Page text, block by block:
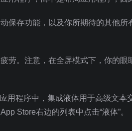
保存功能，以及你所期待的其他
劳。注意，在全屏模式下，你的
用程序中，集成液体用于高级文
Store右边的列表中点击“液体”。